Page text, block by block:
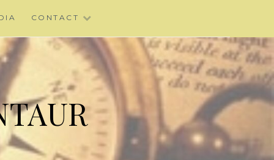
CONTACT